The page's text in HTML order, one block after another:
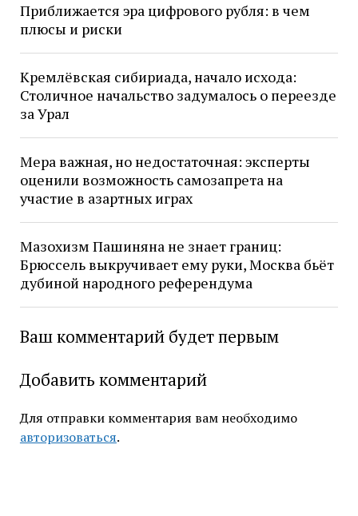
Приближается эра цифрового рубля: в чем
плюсы и риски
Кремлёвская сибириада, начало исхода:
Столичное начальство задумалось о переезде
за Урал
Мера важная, но недостаточная: эксперты
оценили возможность самозапрета на
участие в азартных играх
Мазохизм Пашиняна не знает границ:
Брюссель выкручивает ему руки, Москва бьёт
дубиной народного референдума
Ваш комментарий будет первым
Добавить комментарий
Для отправки комментария вам необходимо
авторизоваться.